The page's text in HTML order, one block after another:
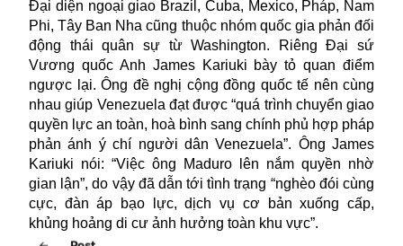
Đại diện ngoại giao Brazil, Cuba, Mexico, Pháp, Nam
Phi, Tây Ban Nha cũng thuộc nhóm quốc gia phản đối
động thái quân sự từ Washington. Riêng Đại sứ
Vương quốc Anh James Kariuki bày tỏ quan điểm
ngược lại. Ông đề nghị cộng đồng quốc tế nên cùng
nhau giúp Venezuela đạt được “quá trình chuyển giao
quyền lực an toàn, hoà bình sang chính phủ hợp pháp
phản ánh ý chí người dân Venezuela”. Ông James
Kariuki nói: “Việc ông Maduro lên nắm quyền nhờ
gian lận”, do vậy đã dẫn tới tình trạng “nghèo đói cùng
cực, đàn áp bạo lực, dịch vụ cơ bản xuống cấp,
khủng hoảng di cư ảnh hưởng toàn khu vực”.